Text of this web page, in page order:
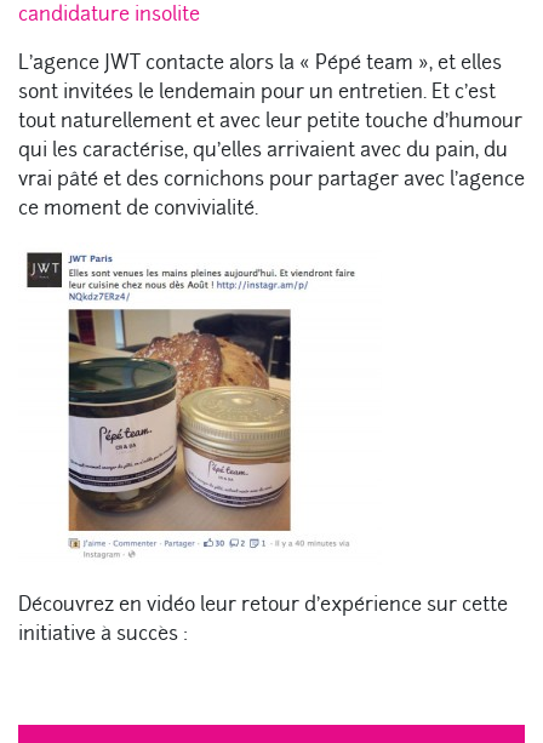
candidature insolite
L’agence JWT contacte alors la « Pépé team », et elles
sont invitées le lendemain pour un entretien. Et c’est
tout naturellement et avec leur petite touche d’humour
qui les caractérise, qu’elles arrivaient avec du pain, du
vrai pâté et des cornichons pour partager avec l’agence
ce moment de convivialité.
Découvrez en vidéo leur retour d’expérience sur cette
initiative à succès :